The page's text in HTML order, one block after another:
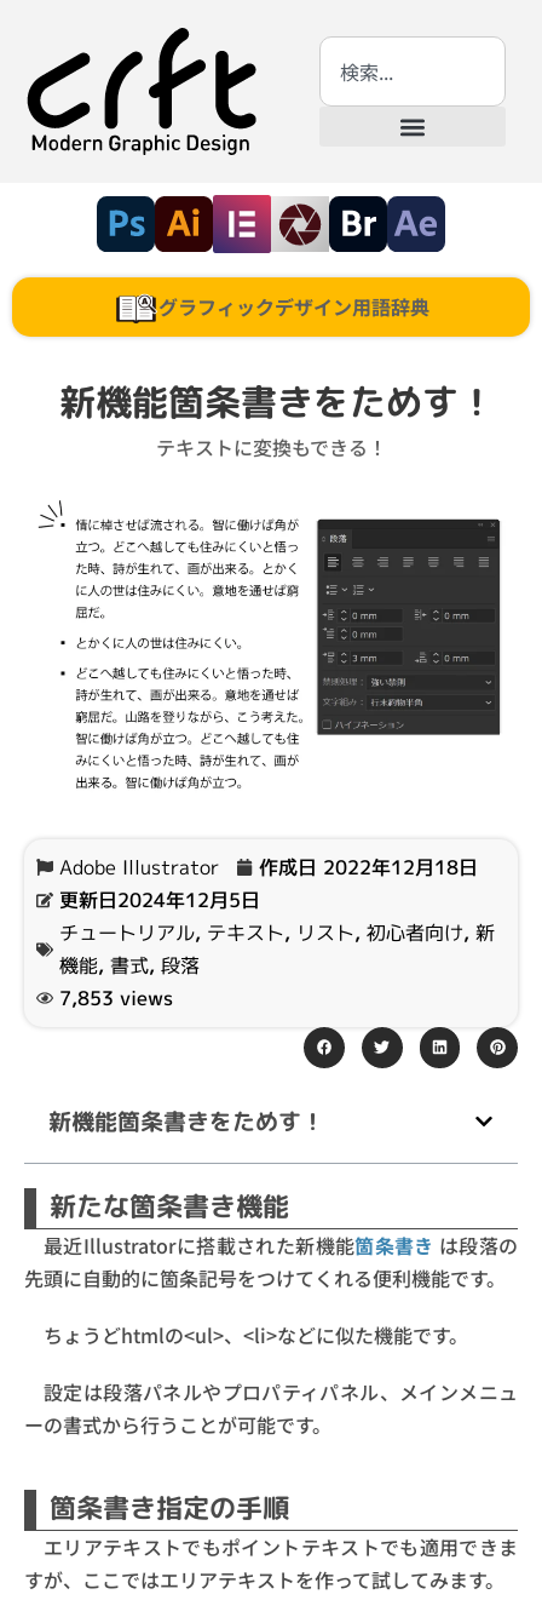
グラフィックデザイン用語辞典
新機能箇条書きをためす！
テキストに変換もできる！
Adobe Illustrator 作成日 2022年12月18日
更新日2024年12月5日
チュートリアル, テキスト, リスト, 初心者向け, 新
機能, 書式, 段落
7,853 views
新機能箇条書きをためす！
新たな箇条書き機能
最近Illustratorに搭載された新機能箇条書き は段落の
先頭に自動的に箇条記号をつけてくれる便利機能です。
ちょうどhtmlの<ul>、<li>などに似た機能です。
設定は段落パネルやプロパティパネル、メインメニュ
ーの書式から行うことが可能です。
箇条書き指定の手順
エリアテキストでもポイントテキストでも適用できま
すが、ここではエリアテキストを作って試してみます。